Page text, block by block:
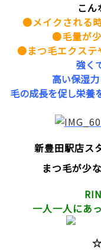
こん
●メイクされる
●毛量が
●まつ毛エクステ
強く
高い保湿
毛の成長を促し栄養
新豊田駅店
まつ毛が少
一人一人にあ
☆